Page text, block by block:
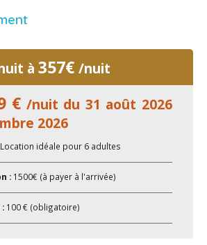
à 357€ /nuit
€ /nuit du 31 août 2026
2026
Location idéale pour 6 adultes
: 1500€ (à payer à l'arrivée)
100 € (obligatoire)